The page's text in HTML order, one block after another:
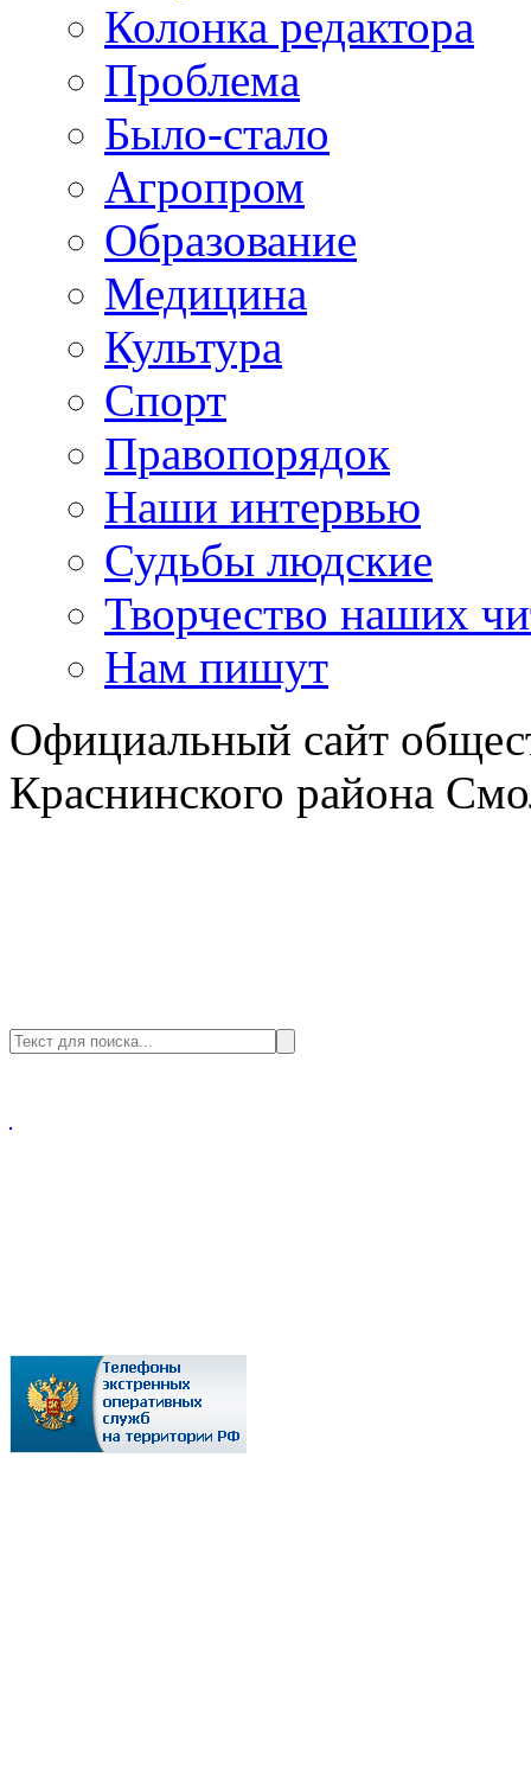
Колонка редактора
Проблема
Было-стало
Агропром
Образование
Медицина
Культура
Спорт
Правопорядок
Наши интервью
Судьбы людские
Творчество наших
Нам пишут
Официальный сайт
Краснинского района